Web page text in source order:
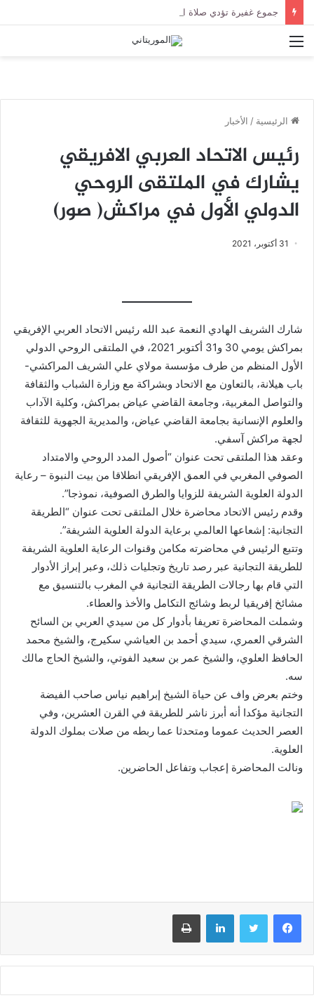
القائمة
الرئيسية / الأخبار
رئيس الاتحاد العربي الافريقي
يشارك في الملتقى الروحي
الدولي الأول في مراكش( صور)
31 أكتوبر، 2021
شارك الشريف الهادي النعمة عبد الله رئيس الاتحاد العربي الإفريقي
بمراكش يومي 30 و31 أكتوبر 2021، في الملتقى الروحي الدولي
الأول المنظم من طرف مؤسسة مولاي علي الشريف المراكشي-
باب هيلانة، بالتعاون مع الاتحاد وبشراكة مع وزارة الشباب والثقافة
والتواصل المغربية، وجامعة القاضي عياض بمراكش، وكلية الآداب
والعلوم الإنسانية بجامعة القاضي عياض، والمديرية الجهوية للثقافة
لجهة مراكش آسفي.
وعقد هذا الملتقى تحت عنوان “أصول المدد الروحي والامتداد
الصوفي المغربي في العمق الإفريقي انطلاقا من بيت النبوة – رعاية
الدولة العلوية الشريفة للزوايا والطرق الصوفية، نموذجا”.
وقدم رئيس الاتحاد محاضرة خلال الملتقى تحت عنوان “الطريقة
التجانية: إشعاعها العالمي برعاية الدولة العلوية الشريفة”.
وتتبع الرئيس في محاضرته مكامن وقنوات الرعاية العلوية الشريفة
للطريقة التجانية عبر رصد تاريخ وتجليات ذلك، وعبر إبراز الأدوار
التي قام بها رجالات الطريقة التجانية في المغرب بالتنسيق مع
مشائخ إفريقيا لربط وشائج التكامل والأخذ والعطاء.
وشملت المحاضرة تعريفا بأدوار كل من سيدي العربي بن السائح
الشرقي العمري، سيدي أحمد بن العياشي سكيرج، والشيخ محمد
الحافظ العلوي، والشيخ عمر بن سعيد الفوتي، والشيخ الحاج مالك
سه.
وختم بعرض واف عن حياة الشيخ إبراهيم نياس صاحب الفيضة
التجانية مؤكدا أنه أبرز ناشر للطريقة في القرن العشرين، وفي
العصر الحديث عموما ومتحدثا عما ربطه من صلات بملوك الدولة
العلوية.
ونالت المحاضرة إعجاب وتفاعل الحاضرين.
فيسبوك تويتر لينكدإن طباعة